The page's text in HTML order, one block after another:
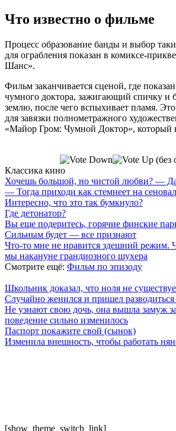
Что известно о фильме
Процесс образование банды и выбор
для ограбления показан в комиксе-
Шанс».
Фильм заканчивается сценой, где
чумного доктора, зажигающий спичку и
землю, после чего вспыхивает пламя.
для завязки полнометражного
«Майор Гром: Чумной Доктор», который
(без
Классика кино
Хочешь большой, но чистой любви? — Да
— Тогда приходи как стемнеет на сеновал
Интересно, что это так бумкнуло?
Где детонатор?
Вы еще подеритесь, горячие финские
Сильным будет — все признают
Что-то мне не нравится здешний режим.
мы накануне грандиозного шухера
Смотрите ещё: Фильм по эпизоду
Школьник доказал, что ноля не
Случайно женился и пришел разводиться
Не узнают свою дочь, она вышла замуж
поведение сильно изменилось
Паспорт покажите свой (сынок)
Изменила внешность, чтобы работать
[show_theme_switch_link]